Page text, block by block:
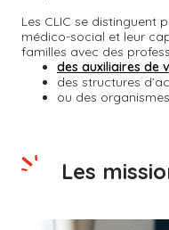
Les CLIC se distinguent
médico-social et leur
familles avec des
des auxiliaires de
des structures
ou des
Les